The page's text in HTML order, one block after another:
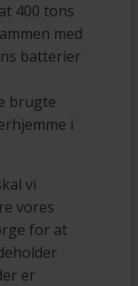
400 tons
med
batterier
brugte
i
vi
vores
for at
er